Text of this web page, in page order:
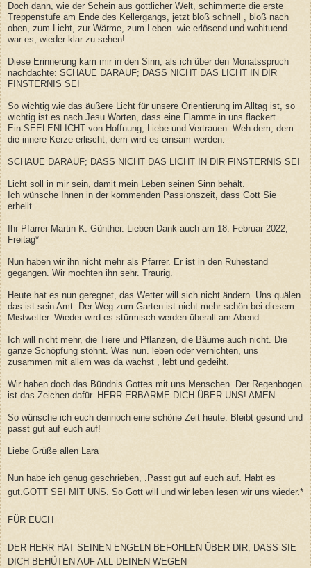
Doch dann, wie der Schein aus göttlicher Welt, schimmerte die erste
Treppenstufe am Ende des Kellergangs, jetzt bloß schnell , bloß nach
oben, zum Licht, zur Wärme, zum Leben- wie erlösend und wohltuend
war es, wieder klar zu sehen!
Diese Erinnerung kam mir in den Sinn, als ich über den Monatsspruch
nachdachte: SCHAUE DARAUF; DASS NICHT DAS LICHT IN DIR
FINSTERNIS SEI
So wichtig wie das äußere Licht für unsere Orientierung im Alltag ist, so
wichtig ist es nach Jesu Worten, dass eine Flamme in uns flackert.
Ein SEELENLICHT von Hoffnung, Liebe und Vertrauen. Weh dem, dem
die innere Kerze erlischt, dem wird es einsam werden.
SCHAUE DARAUF; DASS NICHT DAS LICHT IN DIR FINSTERNIS SEI
Licht soll in mir sein, damit mein Leben seinen Sinn behält.
Ich wünsche Ihnen in der kommenden Passionszeit, dass Gott Sie
erhellt.
Ihr Pfarrer Martin K. Günther. Lieben Dank auch am 18. Februar 2022,
Freitag*
Nun haben wir ihn nicht mehr als Pfarrer. Er ist in den Ruhestand
gegangen. Wir mochten ihn sehr. Traurig.
Heute hat es nun geregnet, das Wetter will sich nicht ändern. Uns quälen
das ist sein Amt. Der Weg zum Garten ist nicht mehr schön bei diesem
Mistwetter. Wieder wird es stürmisch werden überall am Abend.
Ich will nicht mehr, die Tiere und Pflanzen, die Bäume auch nicht. Die
ganze Schöpfung stöhnt. Was nun. leben oder vernichten, uns
zusammen mit allem was da wächst , lebt und gedeiht.
Wir haben doch das Bündnis Gottes mit uns Menschen. Der Regenbogen
ist das Zeichen dafür. HERR ERBARME DICH ÜBER UNS! AMEN
So wünsche ich euch dennoch eine schöne Zeit heute. Bleibt gesund und
passt gut auf euch auf!
Liebe Grüße allen Lara
Nun habe ich genug geschrieben, .Passt gut auf euch auf. Habt es
gut.GOTT SEI MIT UNS. So Gott will und wir leben lesen wir uns wieder.*
FÜR EUCH
DER HERR HAT SEINEN ENGELN BEFOHLEN ÜBER DIR; DASS SIE
DICH BEHÜTEN AUF ALL DEINEN WEGEN